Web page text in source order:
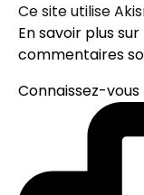
Ce site utilise
En savoir plus
commentaires
Connaissez-